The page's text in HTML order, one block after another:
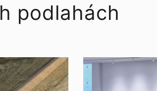
podlahách